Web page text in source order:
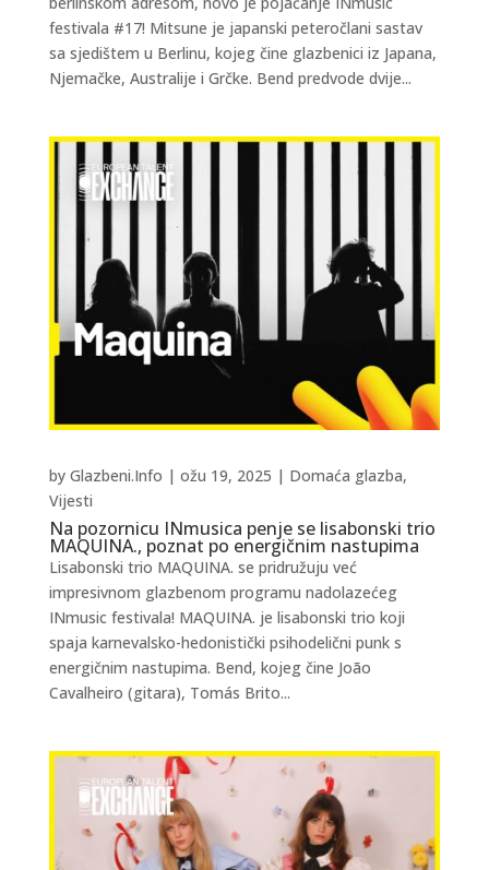
festivala #17! Mitsune je japanski peteročlani sastav
sa sjedištem u Berlinu, kojeg čine glazbenici iz Japana,
Njemačke, Australije i Grčke. Bend predvode dvije...
Na pozornicu INmusica penje se lisabonski trio
MAQUINA., poznat po energičnim nastupima
by Glazbeni.Info | ožu 19, 2025 | Domaća glazba,
Vijesti
Lisabonski trio MAQUINA. se pridružuju već
impresivnom glazbenom programu nadolazećeg
INmusic festivala! MAQUINA. je lisabonski trio koji
spaja karnevalsko-hedonistički psihodelični punk s
energičnim nastupima. Bend, kojeg čine João
Cavalheiro (gitara), Tomás Brito...